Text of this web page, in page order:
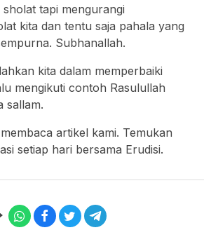
tapi mengurangi
kita dan tentu saja pahala yang
Subhanallah.
kita dalam memperbaiki
mengikuti contoh Rasulullah
sallam.
artikel kami. Temukan
setiap hari bersama Erudisi.